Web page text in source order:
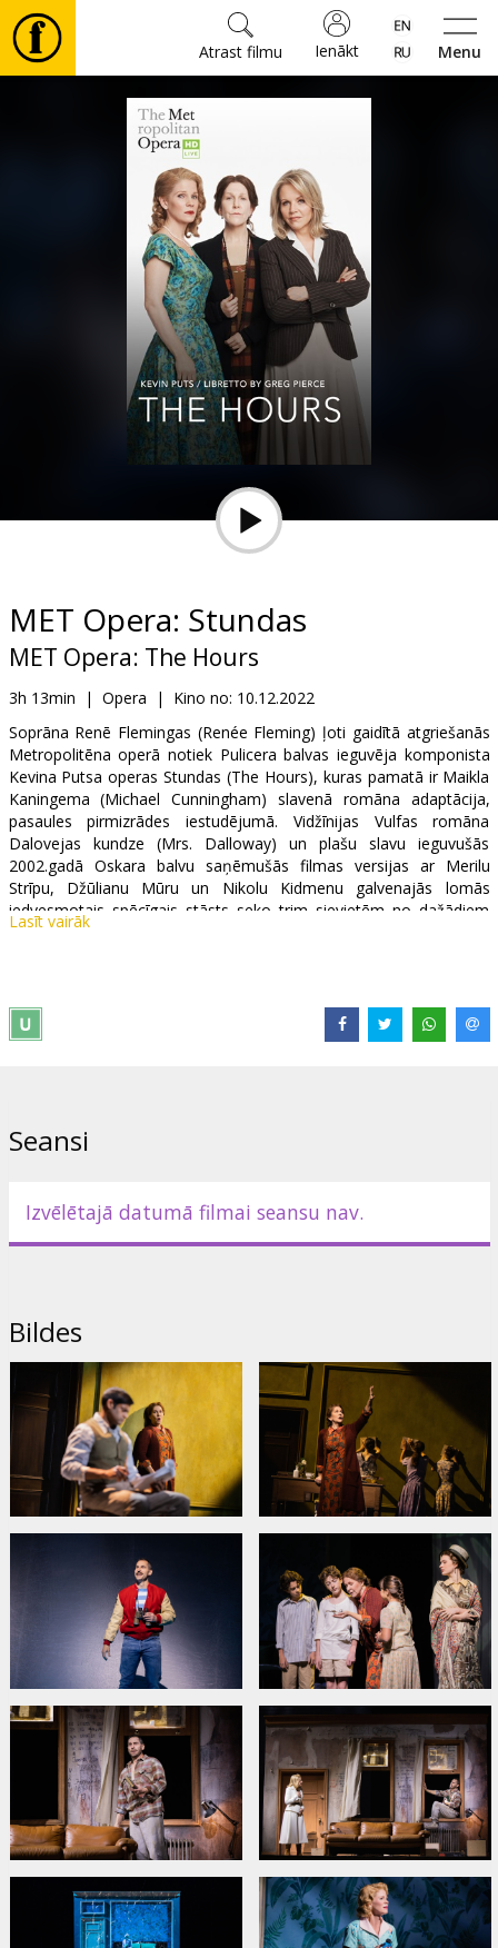
Menu
Ienākt
Atrast filmu
Pasākumi
B2B
Kino
Klubs
MET Opera: Stundas
MET Opera: The Hours
3h 13min | Opera | Kino no: 10.12.2022
Soprāna Renē Flemingas (Renée Fleming) ļoti gaidītā atgriešanās
Metropolitēna operā notiek Pulicera balvas ieguvēja komponista
Kevina Putsa operas Stundas (The Hours), kuras pamatā ir Maikla
Kaningema (Michael Cunningham) slavenā romāna adaptācija,
pasaules pirmizrādes iestudējumā. Vidžīnijas Vulfas romāna
Dalovejas kundze (Mrs. Dalloway) un plašu slavu ieguvušās
2002.gadā Oskara balvu saņēmušās filmas versijas ar Merilu
Strīpu, Džūlianu Mūru un Nikolu Kidmenu galvenajās lomās
iedvesmotais spēcīgais stāsts seko trim sievietēm no dažādiem
laikmetiem, kas katra cīnās ar saviem iekšējiem dēmoniem un
ir šīs neatvairāmās drāmas režisors, ar Metropolitēna operas
muzikālo vadītāju Janniku Nezē-Segēnu (Yannick Nézet-Séguin) uz
Lasīt vairāk
Seansi
Izvēlētajā datumā filmai seansu nav.
Bildes